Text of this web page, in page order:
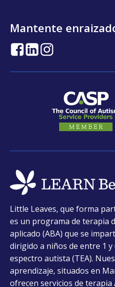
Mantente
opens
a
opens
a
opens
a
in
a
new
tab
Little Leaves, que forma
es un programa de terapia
aplicado (ABA) que se
dirigido a niños de entre 1
espectro autista (TEA).
aprendizaje, situados en
ofrecen servicios de